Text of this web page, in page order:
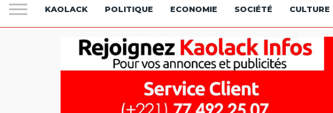
KAOLACK POLITIQUE ECONOMIE SOCIÉTÉ CULTURE